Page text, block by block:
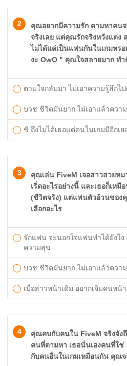
2
คุณอยากมีความรัก ตามหาคนจ
จริงเลย แต่คุณรักจริงหวังแต่ง
ไม่ได้แค่เป็นแฟนกันในเกมหร
งะ OwO " คุณใจสลายมาก ทำ
ตามใจกลับมา ไม่เอาความรู้สึกไ
บวช ชีวิตมันยาก ไม่เอาแล้วควา
ชิ ถึงไม่ได้เธอแต่คนในเกมมีอีกเ
3
คุณเล่น FiveM เจอสาวสวยหม
เริ่ดอะไรอย่างนี้ และเธอก็เห
(ชีวิตจริง) แต่แฟนตัวอ้วนของ
เลือกอะไร
รักแฟน จะนอกใจแฟนทำได้ยังไ
ความสุข
บวช ชีวิตมันยาก ไม่เอาแล้วควา
เบื่อสาวหน้าเดิม อยากเจิมคนหน้
4
คุณคบกับคนใน FiveM จริงจัง
คนที่ตามหา เธอนั่นเองคนที่ใ
กับคนอื่นในเกมเหมือนกัน คุณจ